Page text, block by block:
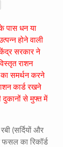
पास धन या
होने वाली
सरकार ने
राशन
समर्थन करने
कार्ड रखने
दुकानों से मुफ्त में
(सर्दियों और
का रिकॉर्ड